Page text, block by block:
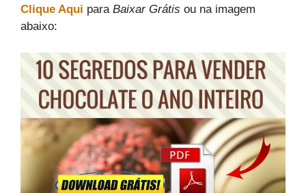
Clique Aqui para Baixar Grátis ou na imagem
abaixo: